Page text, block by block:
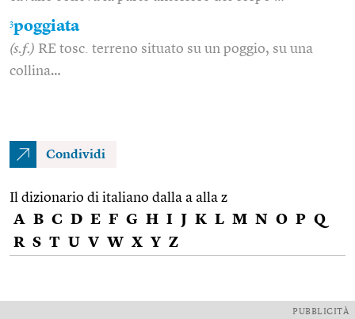
3poggiata
(s.f.) RE tosc. terreno situato su un poggio, su una
collina…
Condividi
Il dizionario di italiano dalla a alla z
A B C D E F G H I J K L M N O P Q
R S T U V W X Y Z
PUBBLICITÀ